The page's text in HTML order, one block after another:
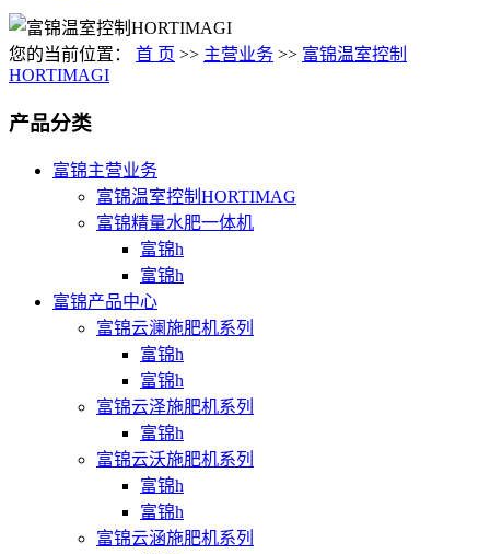
您的当前位置： 首 页 >> 主营业务 >> 富锦温室控制
HORTIMAGI
产品分类
富锦主营业务
富锦温室控制HORTIMAG
富锦精量水肥一体机
富锦h
富锦h
富锦产品中心
富锦云澜施肥机系列
富锦h
富锦h
富锦云泽施肥机系列
富锦h
富锦云沃施肥机系列
富锦h
富锦h
富锦云涵施肥机系列